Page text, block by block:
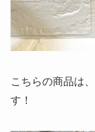
こちらの商品は、
す！